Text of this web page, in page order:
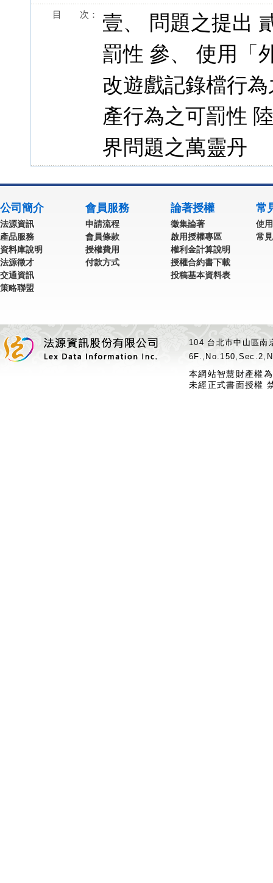
目 次：
壹、 問題之提出
罰性 參、 使用「
改遊戲記錄檔行
產行為之可罰性
界問題之萬靈丹
公司簡介
法源資訊
產品服務
資料庫說明
法源徵才
交通資訊
策略聯盟
會員服務
申請流程
會員條款
授權費用
付款方式
論著授權
徵集論著
啟用授權專區
權利金計算說明
授權合約書下載
投稿基本資料表
常
使
常
104 台北市中山區
本網站智慧財產權
未經正式書面授權